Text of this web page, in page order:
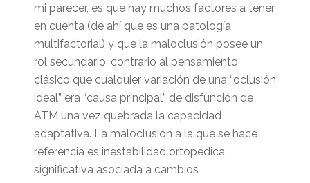
mi parecer, es que hay muchos factores a tener
en cuenta (de ahí que es una patología
multifactorial) y que la maloclusión posee un
rol secundario, contrario al pensamiento
clásico que cualquier variación de una “oclusión
ideal” era “causa principal” de disfunción de
ATM una vez quebrada la capacidad
adaptativa. La maloclusión a la que se hace
referencia es inestabilidad ortopédica
significativa asociada a cambios